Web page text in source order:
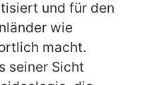
und für den
wie
macht.
seiner Sicht